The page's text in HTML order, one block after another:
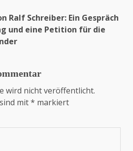
Ralf Schreiber: Ein Gespräch
und eine Petition für die
wird nicht veröffentlicht.
mit* markiert